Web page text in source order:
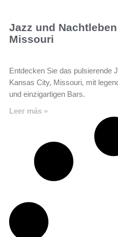
Jazz und
Missouri
Entdecken Sie das pulsierende
Kansas City, Missouri, mit
und einzigartigen Bars.
Leer más »